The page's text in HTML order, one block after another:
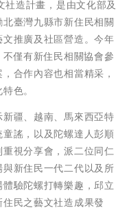
社造計畫，是由文化部及
臺灣九縣市新住民相關
推廣及社區營造。今年
僅有新住民相關協會參
合作內容也相當精采，
色。
疆、越南、馬來西亞特
謠，以及陀螺達人彭順
視分享會，派二位同仁
新住民一代二代以及所
驗陀螺打轉樂趣，邱立
民之藝文社造成果發